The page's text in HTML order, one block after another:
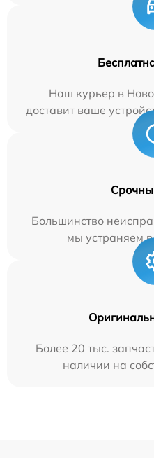
Наш курьер в
доставит ваше
Большинство
мы устраняем
Более 20 тыс.
наличии на